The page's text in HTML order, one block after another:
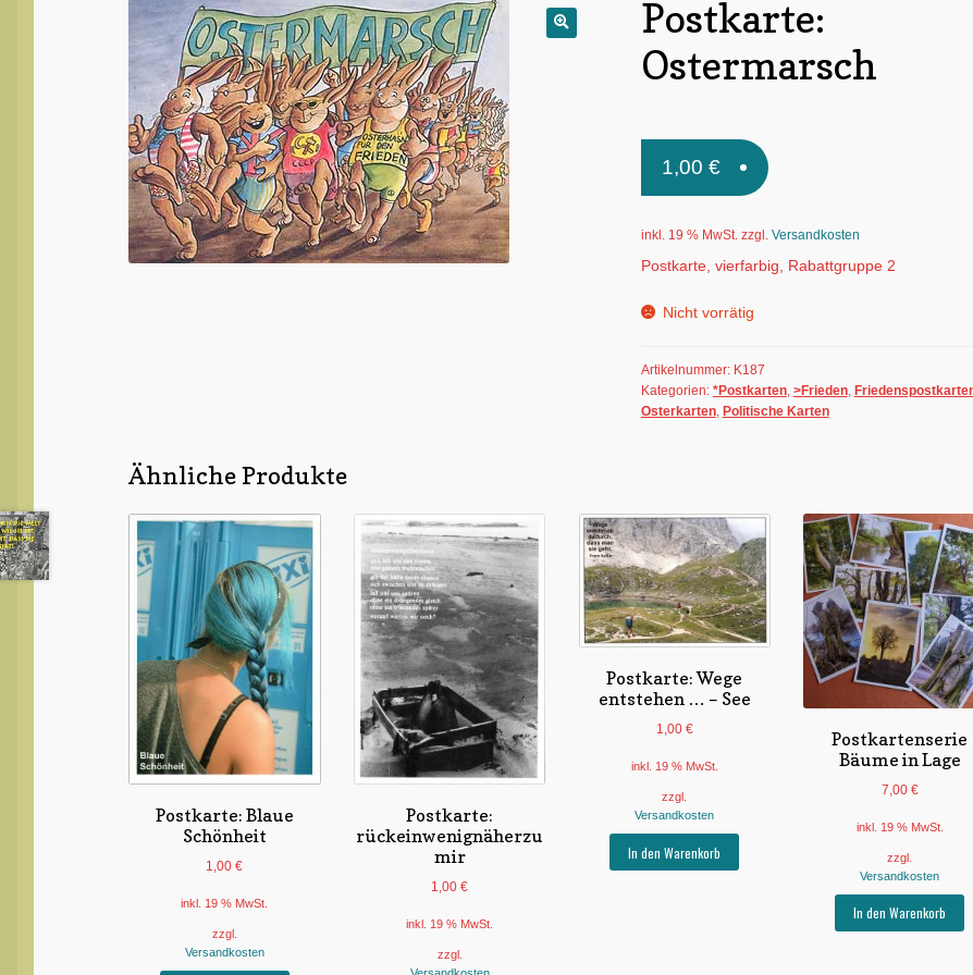
Postkarte:
Ostermarsch
1,00€
inkl. 19 % MwSt. zzgl. Versandkosten
Postkarte, vierfarbig, Rabattgruppe 2
Nicht vorrätig
Artikelnummer: K187
Kategorien: *Postkarten, >Frieden,
Osterkarten, Politische Karten
Ähnliche Produkte
Postkarte: Blaue
Schönheit
1,00€
inkl. 19 % MwSt.
zzgl.
Versandkosten
Postkarte:
rückeinwenignäherzu
mir
1,00€
inkl. 19 % MwSt.
zzgl.
Postkarte: Wege
entstehen … – See
1,00 €
inkl. 19 % MwSt.
zzgl.
Versandkosten
In den Warenkorb
Postkartenserie
Bäume in Lage
7,00 €
inkl. 19 % MwSt.
zzgl.
Versandkosten
In den Warenkorb